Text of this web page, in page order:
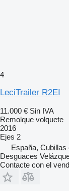
4
LeciTrailer R2EI
11.000 € Sin IVA
Remolque volquete
2016
Ejes 2
España,
Desguaces
Contacte con el